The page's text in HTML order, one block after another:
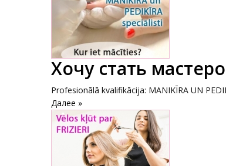
Хочу стать
Profesionālā kvalifikācija: MANIKĪRA UN
Далее »